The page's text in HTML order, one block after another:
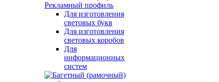
Рекламный профиль
Для изготовления
световых букв
Для изготовления
световых коробов
Для
информационных
систем